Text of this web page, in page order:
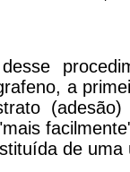
a
de uma